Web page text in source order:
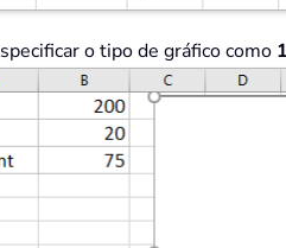
o tipo de gráfico como